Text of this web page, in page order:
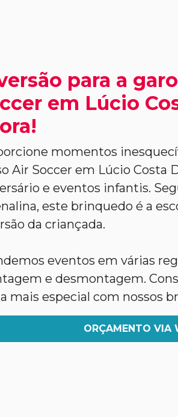
para a
em Lúcio
momentos
Air Soccer em Lúcio Costa
e eventos infantis.
este brinquedo é a
da criançada.
eventos em várias
e desmontagem.
mais especial com nossos
ORÇAMENTO VIA